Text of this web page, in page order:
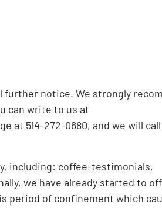
notice. We strongly
can write to us at
at 514-272-0680, and we will
including: coffee-testimonials,
we have already started to
period of confinement which